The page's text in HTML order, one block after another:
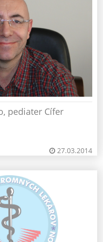
pediater Cífer
27.03.2014